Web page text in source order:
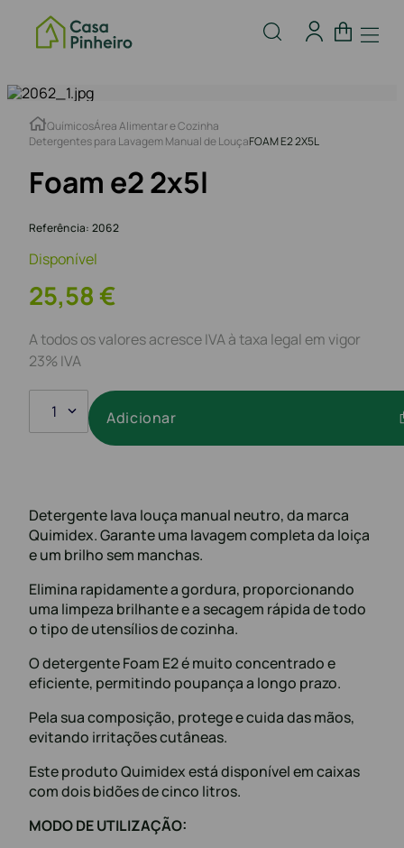
QuímicosÁrea Alimentar e Cozinha
Detergentes para Lavagem Manual de LouçaFOAM E2 2X5L
Foam e2 2x5l
Referência: 2062
Disponível
25,58€
A todos os valores acresce IVA à taxa legal em vigor
23% IVA
1 Adicionar
Detergente lava louça manual neutro, da marca
Quimidex. Garante uma lavagem completa da loiça
e um brilho sem manchas.
Elimina rapidamente a gordura, proporcionando
uma limpeza brilhante e a secagem rápida de todo
o tipo de utensílios de cozinha.
O detergente Foam E2 é muito concentrado e
eficiente, permitindo poupança a longo prazo.
Pela sua composição, protege e cuida das mãos,
evitando irritações cutâneas.
Este produto Quimidex está disponível em caixas
com dois bidões de cinco litros.
MODO DE UTILIZAÇÃO: